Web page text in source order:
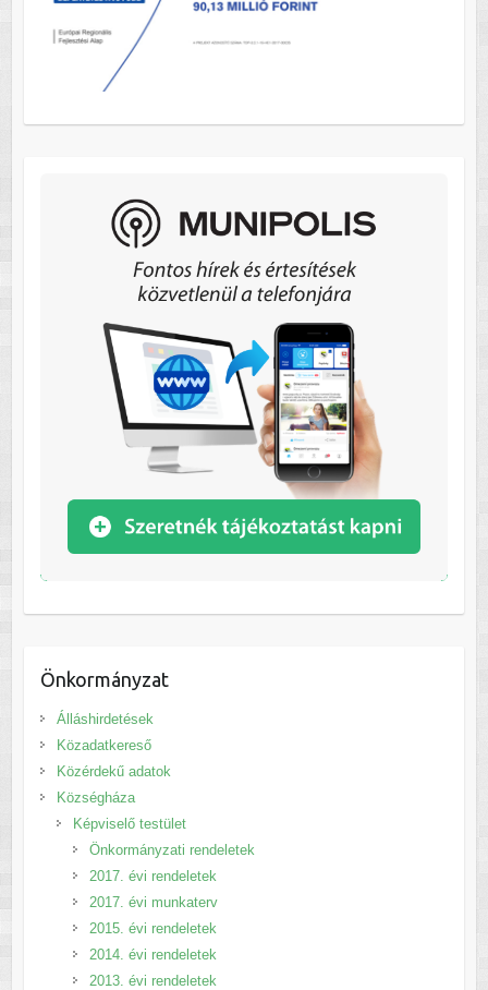
Önkormányzat
Álláshirdetések
Közadatkereső
Közérdekű adatok
Községháza
Képviselő testület
Önkormányzati rendeletek
2017. évi rendeletek
2017. évi munkaterv
2015. évi rendeletek
2014. évi rendeletek
2013. évi rendeletek